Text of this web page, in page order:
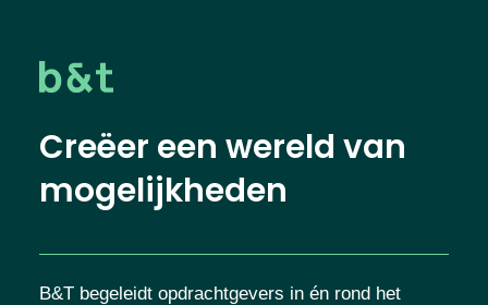
Creëer een wereld van
mogelijkheden
B&T begeleidt opdrachtgevers in én rond het